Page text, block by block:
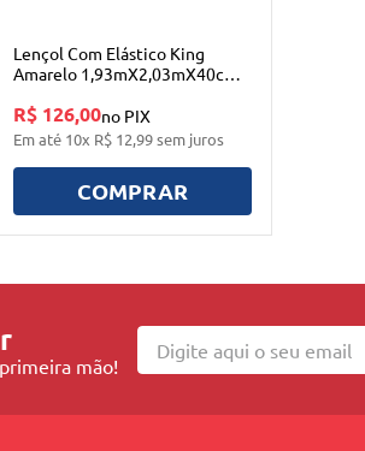
Lençol Com Elástico King
Amarelo 1,93mX2,03mX40cm
R$ 126,00no PIX
Em até 10x R$ 12,99sem juros
COMPRAR
mão!